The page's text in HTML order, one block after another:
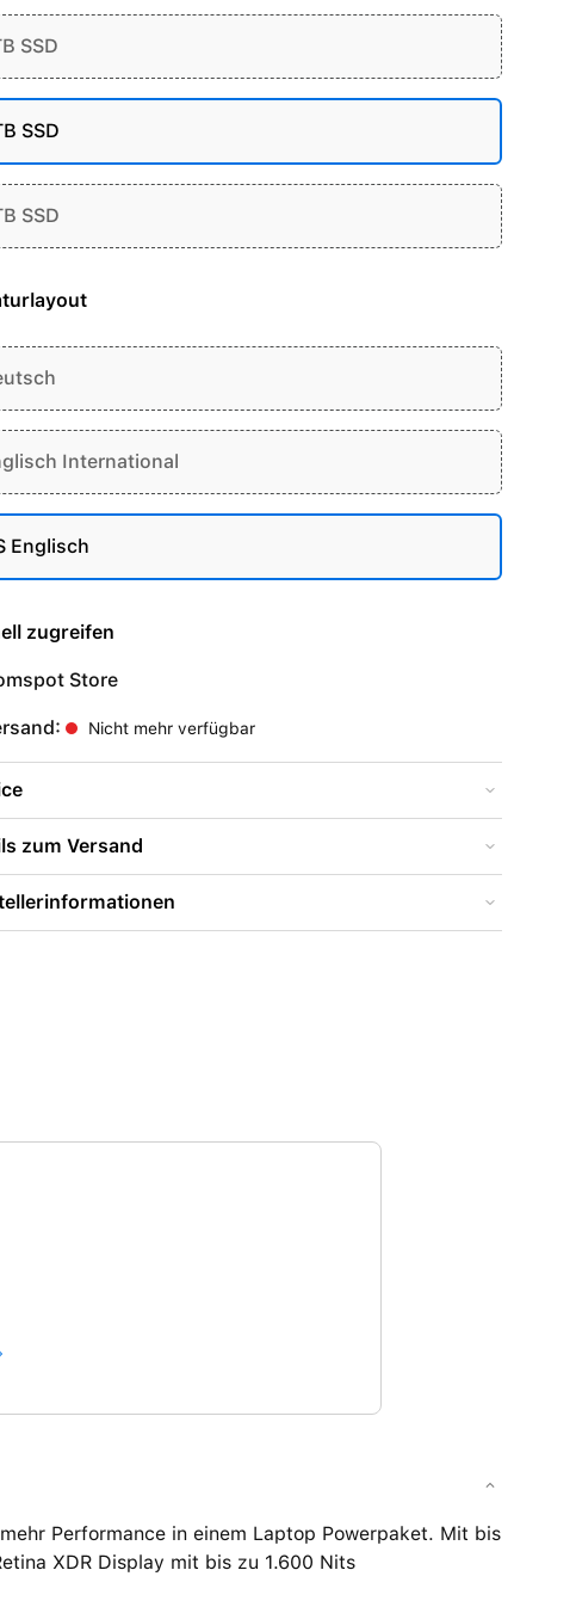
SSD
SSD
SSD
International
Englisch
zugreifen
Store
Nicht mehr verfügbar
zum Versand
Performance in einem Laptop Powerpaket. Mit bis
XDR Display mit bis zu 1.600 Nits